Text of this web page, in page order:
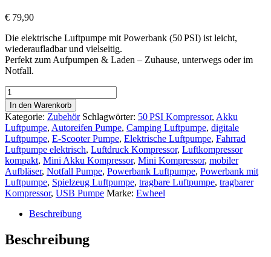
€ 79,90
Die elektrische Luftpumpe mit Powerbank (50 PSI) istleicht,
wiederaufladbar und vielseitig.
Perfekt zumAufpumpen & Laden – Zuhause, unterwegs oder im
Notfall.
Elektrische
Luftpumpe
mit
Powerbank‑Funktion
–
kompakt,
vielseitig
&
leistungsstark
(50 PSI)
Menge
In den Warenkorb
Kategorie: Zubehör Schlagwörter: 50 PSI Kompressor, Akku
Luftpumpe, Autoreifen Pumpe, Camping Luftpumpe, digitale
Luftpumpe, E‑Scooter Pumpe, Elektrische Luftpumpe, Fahrrad
Luftpumpe elektrisch, Luftdruck Kompressor, Luftkompressor
kompakt, Mini Akku Kompressor, Mini Kompressor, mobiler
Aufbläser, Notfall Pumpe, Powerbank Luftpumpe, Powerbank mit
Luftpumpe, Spielzeug Luftpumpe, tragbare Luftpumpe, tragbarer
Kompressor, USB Pumpe Marke: Ewheel
Beschreibung
Beschreibung